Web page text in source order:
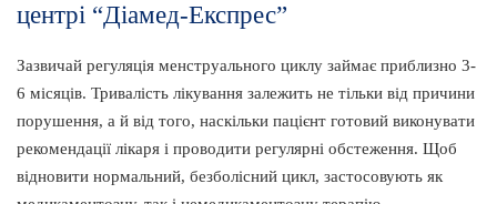
центрі “Діамед-Експрес”
Зазвичай регуляція менструального циклу займає приблизно 3-
6 місяців. Тривалість лікування залежить не тільки від причини
порушення, а й від того, наскільки пацієнт готовий виконувати
рекомендації лікаря і проводити регулярні обстеження. Щоб
відновити нормальний, безболісний цикл, застосовують як